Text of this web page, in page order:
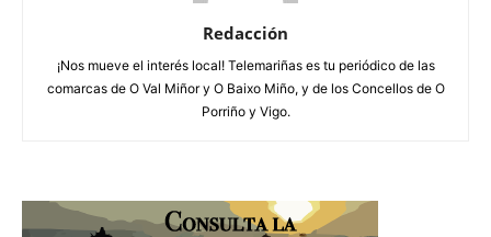
Redacción
¡Nos mueve el interés local! Telemariñas es tu periódico de las
comarcas de O Val Miñor y O Baixo Miño, y de los Concellos de O
Porriño y Vigo.